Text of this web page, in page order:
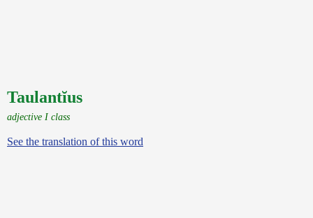
Taulantĭus
adjective I class
See the translation of this word